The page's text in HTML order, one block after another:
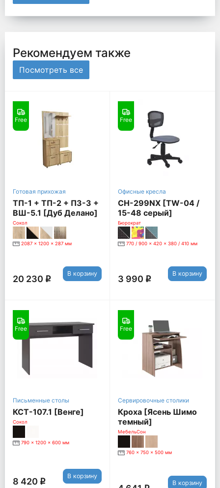
Рекомендуем также
Посмотреть все
Free
Готовая прихожая
ТП-1 + ТП-2 + ПЗ-3 +
ВШ-5.1 [Дуб Делано]
Сокол
2087 x 1200 x 287 мм
20 230 q
В корзину
Free
Офисные кресла
CH-299NX [TW-04 /
15-48 серый]
Бюрократ
770 / 900 x 420 x 380 / 410 мм
3 990 q
В корзину
Free
Письменные столы
КСТ-107.1 [Венге]
Сокол
790 x 1200 x 600 мм
8 420 q
В корзину
Free
Сервировочные столики
Кроха [Ясень Шимо
темный]
МебельСон
760 x 750 x 500 мм
В корзину